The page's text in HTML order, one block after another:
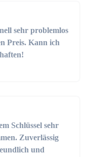
sehr problemlos
Preis. Kann ich
Schlüssel sehr
Zuverlässig
und